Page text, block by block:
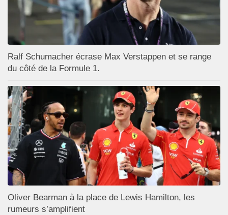
Ralf Schumacher écrase Max Verstappen et se range
du côté de la Formule 1.
Oliver Bearman à la place de Lewis Hamilton, les
rumeurs s’amplifient